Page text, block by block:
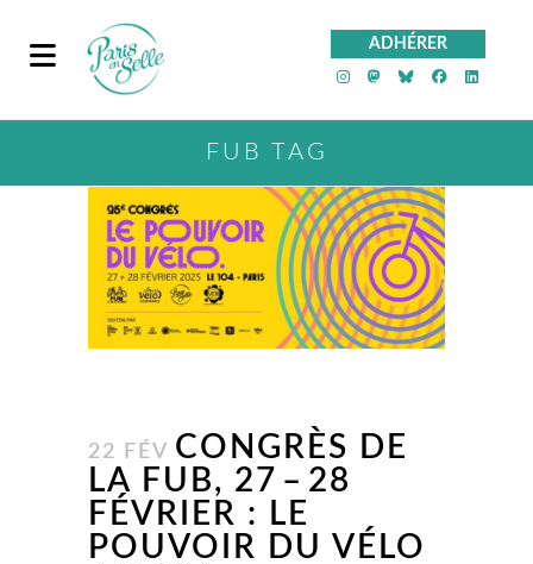
ADHÉRER
PeS sur
PeS sur
PeS sur
PeS
FUB TAG
22 FÉV CONGRÈS DE
LA FUB, 27 – 28
FÉVRIER : LE
POUVOIR DU VÉLO